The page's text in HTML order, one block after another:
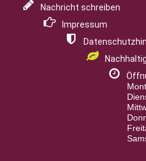
Nachricht schreiben
Impressum